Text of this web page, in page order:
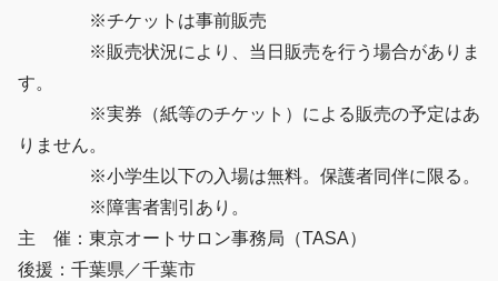
※チケットは事前販売
※販売状況により、当日販売を行う場合がありま
す。
※実券（紙等のチケット）による販売の予定はあ
りません。
※小学生以下の入場は無料。保護者同伴に限る。
※障害者割引あり。
主 催：東京オートサロン事務局（TASA）
後援：千葉県／千葉市